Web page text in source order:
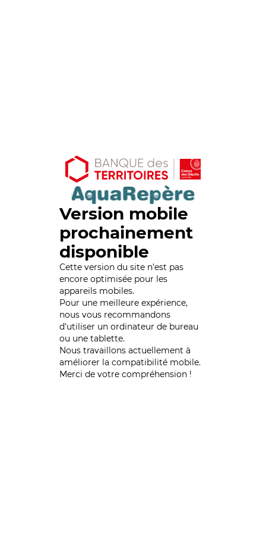
Version mobile
prochainement
disponible
Cette version du site n’est pas
encore optimisée pour les
appareils mobiles.
Pour une meilleure expérience,
nous vous recommandons
d'utiliser un ordinateur de bureau
ou une tablette.
Nous travaillons actuellement à
améliorer la compatibilité mobile.
Merci de votre compréhension !